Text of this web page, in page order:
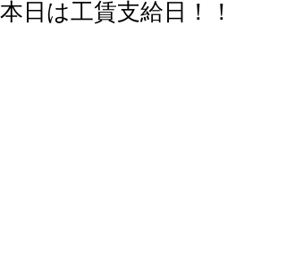
本日は工賃支給日！！